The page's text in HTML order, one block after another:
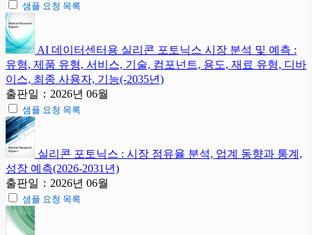
샘플 요청 목록
AI 데이터센터용 실리콘 포토닉스 시장 분석 및 예측 :
유형, 제품 유형, 서비스, 기술, 컴포넌트, 용도, 재료 유형, 디바
이스, 최종 사용자, 기능(-2035년)
출판일：2026년 06월
샘플 요청 목록
실리콘 포토닉스 : 시장 점유율 분석, 업계 동향과 통계,
성장 예측(2026-2031년)
출판일：2026년 06월
샘플 요청 목록